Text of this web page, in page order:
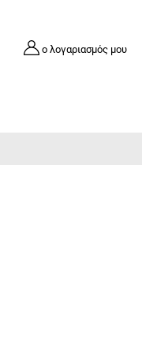
ο λογαριασμός μου